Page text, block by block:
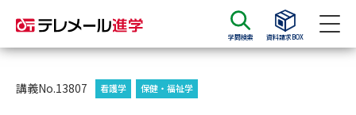
学問検索 資料請求BOX
資料請求
講義No.13807 看護学 保健・福祉学